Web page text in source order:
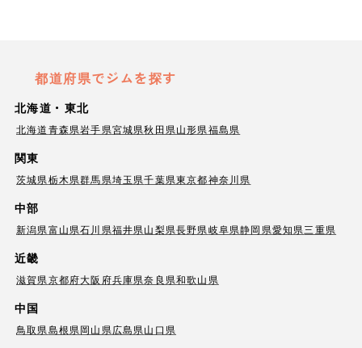
都道府県でジムを探す
北海道・東北
北海道青森県岩手県宮城県秋田県山形県福島県
関東
茨城県栃木県群馬県埼玉県千葉県東京都神奈川県
中部
新潟県富山県石川県福井県山梨県長野県岐阜県静岡県愛知県三重県
近畿
滋賀県京都府大阪府兵庫県奈良県和歌山県
中国
鳥取県島根県岡山県広島県山口県